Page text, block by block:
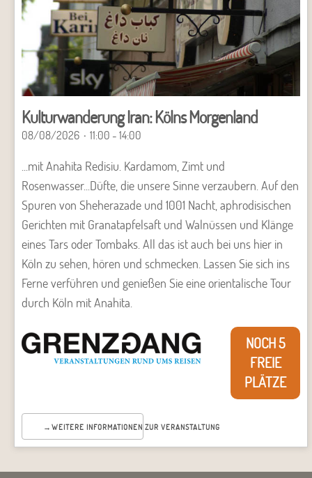
Kulturwanderung Iran: Kölns Morgenland
08/08/2026 11:00 - 14:00
...mit Anahita Redisiu. Kardamom, Zimt und
Rosenwasser...Düfte, die unsere Sinne verzaubern. Auf den
Spuren von Sheherazade und 1001 Nacht, aphrodisischen
Gerichten mit Granatapfelsaft und Walnüssen und Klänge
eines Tars oder Tombaks. All das ist auch bei uns hier in
Köln zu sehen, hören und schmecken. Lassen Sie sich ins
Ferne verführen und genießen Sie eine orientalische Tour
durch Köln mit Anahita.
NOCH 5
FREIE
PLÄTZE
WEITERE INFORMATIONEN